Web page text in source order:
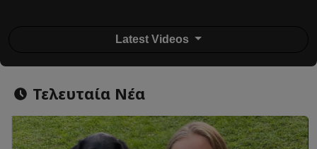
Latest Videos
Τελευταία Νέα